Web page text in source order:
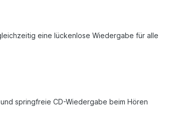
eine lückenlose Wiedergabe für alle
springfreie CD-Wiedergabe beim Hören